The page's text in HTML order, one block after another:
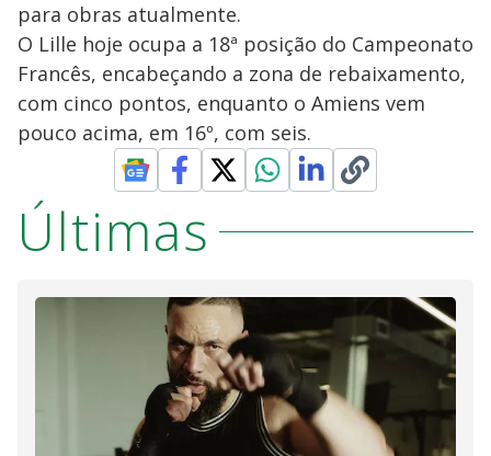
para obras atualmente.
O Lille hoje ocupa a 18ª posição do Campeonato
Francês, encabeçando a zona de rebaixamento,
com cinco pontos, enquanto o Amiens vem
pouco acima, em 16º, com seis.
Últimas